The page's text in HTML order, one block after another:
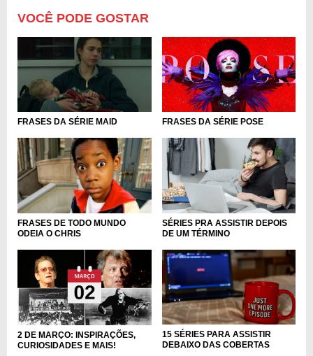
VOCÊ PODE GOSTAR
FRASES DA SÉRIE MAID FRASES DA SÉRIE POSE
FRASES DE TODO MUNDO
ODEIA O CHRIS
SÉRIES PRA ASSISTIR DEPOIS
DE UM TÉRMINO
2 DE MARÇO: INSPIRAÇÕES,
CURIOSIDADES E MAIS!
15 SÉRIES PARA ASSISTIR
DEBAIXO DAS COBERTAS